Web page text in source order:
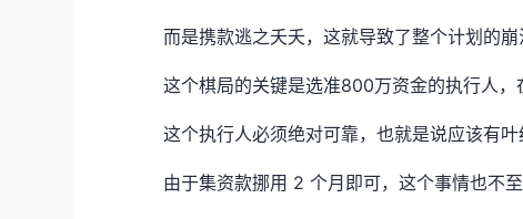
而是携款逃之夭夭，这就导致了整个计划的崩
这个棋局的关键是选准800万资金的执行人，
这个执行人必须绝对可靠，也就是说应该有叶
由于集资款挪用 2 个月即可，这个事情也不至